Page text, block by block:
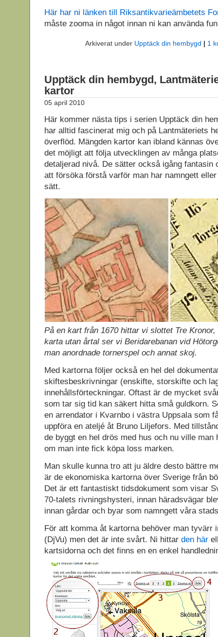
Här har ni länken till Riksantikvarieämbetets
måste zooma in något innan ni kan använda
Arkiverat under Upptäck din hembygd | 1
Upptäck din hembygd,
kartor
05 april 2010
Här kommer nästa tips i serien Upptäck din
har alltid fascinerat mig och på Lantmäteriets
överflöd. Mängden kartor kan ibland kännas
det möjligt att följa utvecklingen av många
detaljerad nivå. De sätter också igång fantasin
att försöka förstå varför man har namngett
sätt.
På en kart från 1670 hittar vi slottet Tre
karta utan årtal ser vi Beridarebanan vid
man anordnade tornerspel och annat skoj.
Med kartorna följer också en hel del
skiftesbeskrivningar (enskifte, storskifte och
innehållsförteckningar. Oftast är de mycket
som tar sig tid kan säkert hitta små guldkorn.
en arrendator i Kvarnbo i västra Uppsala som
uppföra en ateljé åt Bruno Liljefors. Med
de byggt en hel drös med hus och nu ville man
om man inte fick köpa loss marken.
Man skulle kunna tro att ju äldre desto bättre
är de ekonomiska kartorna över Sverige från
Det är ett fantastiskt tidsdokument som visar
70-talets rivningshysteri, innan häradsvägar
innan gårdar och byar som namngett våra
För att komma åt kartorna behöver man tyvärr
(DjVu) men det är inte svårt. Ni hittar den här
kartsidorna och det finns en en enkel